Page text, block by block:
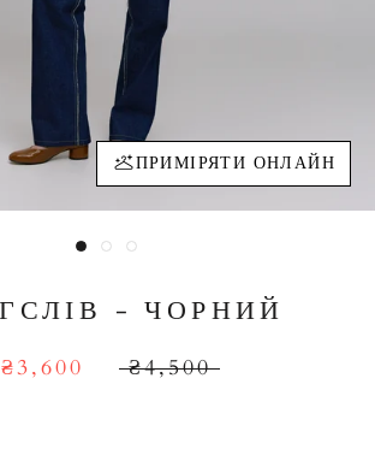
ПРИМІРЯТИ ОНЛАЙН
- ЧОРНИЙ
₴3,600 ₴4,500